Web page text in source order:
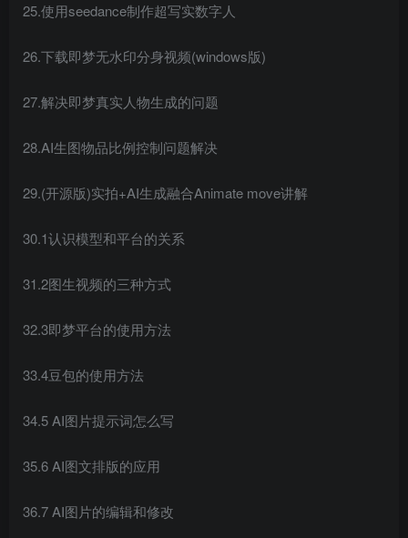
25.使用seedance制作超写实数字人
26.下载即梦无水印分身视频(windows版)
27.解决即梦真实人物生成的问题
28.AI生图物品比例控制问题解决
29.(开源版)实拍+AI生成融合Animate move讲解
30.1认识模型和平台的关系
31.2图生视频的三种方式
32.3即梦平台的使用方法
33.4豆包的使用方法
34.5 AI图片提示词怎么写
35.6 AI图文排版的应用
36.7 AI图片的编辑和修改